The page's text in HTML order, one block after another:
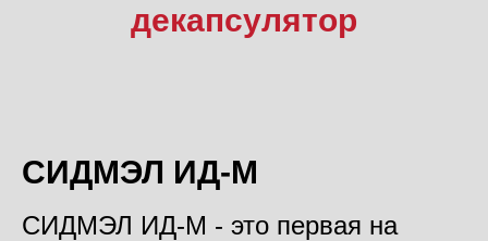
декапсулятор
СИДМЭЛ ИД-М
СИДМЭЛ ИД-М - это первая на